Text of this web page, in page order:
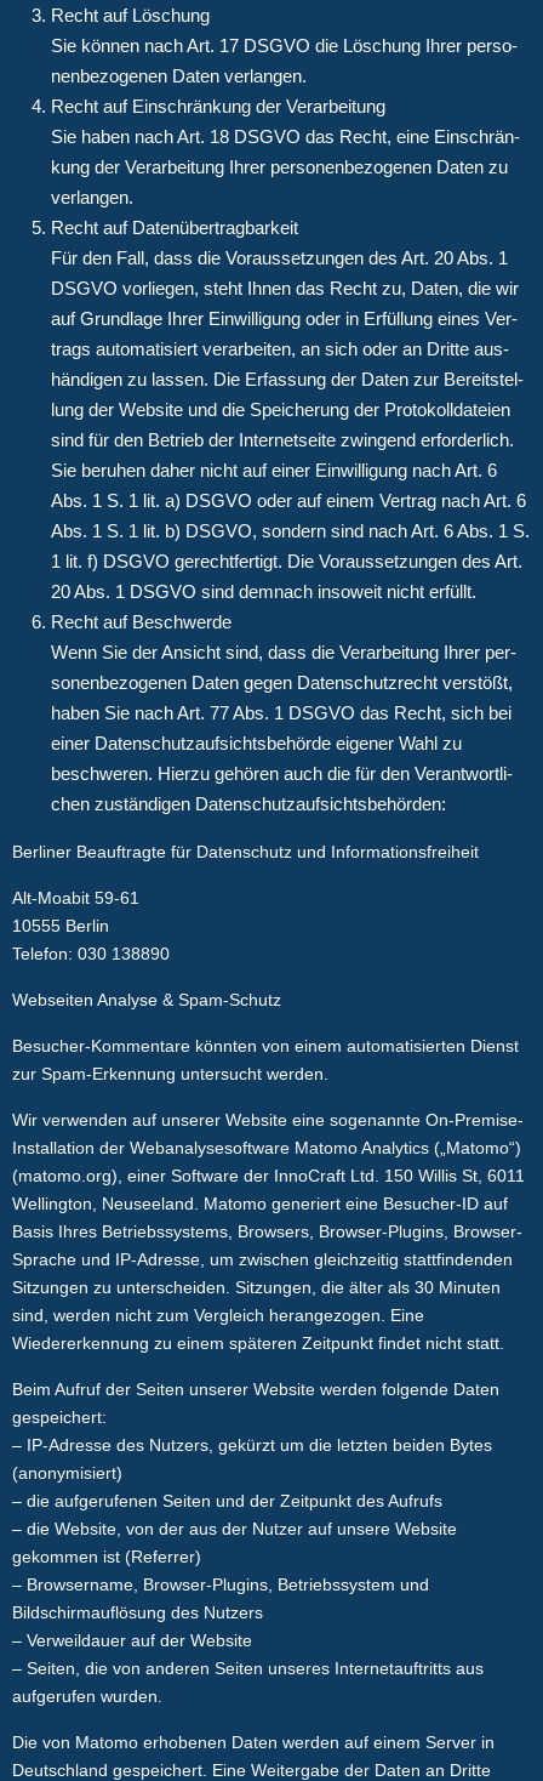
Recht auf Löschung
Sie kön­nen nach Art. 17 DSGVO die Löschung Ihrer per­so­
nen­be­zo­ge­nen Daten verlangen.
Recht auf Ein­schrän­kung der Verarbeitung
Sie haben nach Art. 18 DSGVO das Recht, eine Ein­schrän­
kung der Ver­ar­bei­tung Ihrer per­so­nen­be­zo­ge­nen Daten zu
verlangen.
Recht auf Datenübertragbarkeit
Für den Fall, dass die Vor­aus­set­zun­gen des Art. 20 Abs. 1
DSGVO vor­lie­gen, steht Ihnen das Recht zu, Daten, die wir
auf Grund­la­ge Ihrer Ein­wil­li­gung oder in Erfül­lung eines Ver­
trags auto­ma­ti­siert ver­ar­bei­ten, an sich oder an Drit­te aus­
hän­di­gen zu las­sen. Die Erfas­sung der Daten zur Bereit­stel­
lung der Web­site und die Spei­che­rung der Pro­to­koll­da­tei­en
sind für den Betrieb der Inter­net­sei­te zwin­gend erfor­der­lich.
Sie beru­hen daher nicht auf einer Ein­wil­li­gung nach Art. 6
Abs. 1 S. 1 lit. a) DSGVO oder auf einem Ver­trag nach Art. 6
Abs. 1 S. 1 lit. b) DSGVO, son­dern sind nach Art. 6 Abs. 1 S.
1 lit. f) DSGVO gerecht­fer­tigt. Die Vor­aus­set­zun­gen des Art.
20 Abs. 1 DSGVO sind dem­nach inso­weit nicht erfüllt.
Recht auf Beschwerde
Wenn Sie der Ansicht sind, dass die Ver­ar­bei­tung Ihrer per­
so­nen­be­zo­ge­nen Daten gegen Daten­schutz­recht ver­stößt,
haben Sie nach Art. 77 Abs. 1 DSGVO das Recht, sich bei
einer Daten­schutz­auf­sichts­be­hör­de eige­ner Wahl zu
beschwe­ren. Hier­zu gehö­ren auch die für den Ver­ant­wort­li­
chen zustän­di­gen Datenschutzaufsichtsbehörden:
Berliner Beauftragte für Datenschutz und Informationsfreiheit
Alt-Moabit 59-61
10555 Berlin
Telefon: 030 138890
Webseiten Analyse & Spam-Schutz
Besucher-Kommentare könnten von einem automatisierten Dienst
zur Spam-Erkennung untersucht werden.
Wir verwenden auf unserer Website eine sogenannte On-Premise-
Installation der Webanalysesoftware Matomo Analytics („Matomo“)
(matomo.org), einer Software der InnoCraft Ltd. 150 Willis St, 6011
Wellington, Neuseeland. Matomo generiert eine Besucher-ID auf
Basis Ihres Betriebssystems, Browsers, Browser-Plugins, Browser-
Sprache und IP-Adresse, um zwischen gleichzeitig stattfindenden
Sitzungen zu unterscheiden. Sitzungen, die älter als 30 Minuten
sind, werden nicht zum Vergleich herangezogen. Eine
Wiedererkennung zu einem späteren Zeitpunkt findet nicht statt.
Beim Aufruf der Seiten unserer Website werden folgende Daten
gespeichert:
– IP-Adresse des Nutzers, gekürzt um die letzten beiden Bytes
(anonymisiert)
– die aufgerufenen Seiten und der Zeitpunkt des Aufrufs
– die Website, von der aus der Nutzer auf unsere Website
gekommen ist (Referrer)
– Browsername, Browser-Plugins, Betriebssystem und
Bildschirmauflösung des Nutzers
– Verweildauer auf der Website
– Seiten, die von anderen Seiten unseres Internetauftritts aus
aufgerufen wurden.
Die von Matomo erhobenen Daten werden auf einem Server in
Deutschland gespeichert. Eine Weitergabe der Daten an Dritte